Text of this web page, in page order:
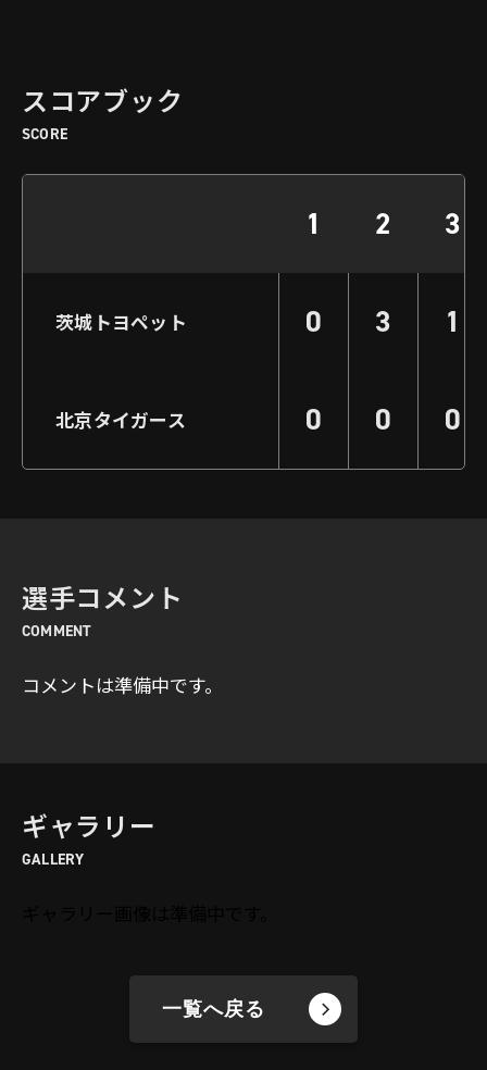
スコアブック
SCORE
1 2 3
茨城トヨペット 0 3 1
北京タイガース 0 0 0
選手コメント
COMMENT
コメントは準備中です。
ギャラリー
GALLERY
一覧へ戻る